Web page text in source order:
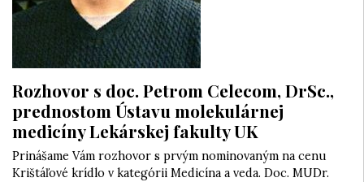
Rozhovor s doc. Petrom Celecom, DrSc.,
prednostom Ústavu molekulárnej
medicíny Lekárskej fakulty UK
Prinášame Vám rozhovor s prvým nominovaným na cenu
Krištáľové krídlo v kategórii Medicína a veda. Doc. MUDr.